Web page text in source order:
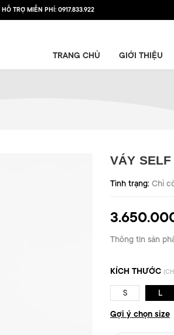
HỖ TRỢ MIỄN PHÍ: 0917.833.922
TRANG CHỦ GIỚI THIỆU
VÁY SELF
Tình trạng: Chỉ
Thông tin sản
KÍCH THƯỚC
S L
Gợi ý chọn size